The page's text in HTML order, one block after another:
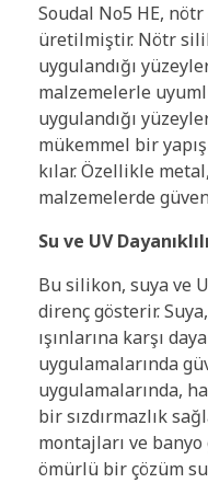
Soudal No5 HE,
üretilmiştir. Nötr
uygulandığı
malzemelerle
uygulandığı
mükemmel bir
kılar. Özellikle
malzemelerde
Su ve UV
Bu silikon, suya ve
direnç gösterir.
ışınlarına karşı
uygulamalarında
uygulamalarında,
bir sızdırmazlık
montajları ve
ömürlü bir çözüm